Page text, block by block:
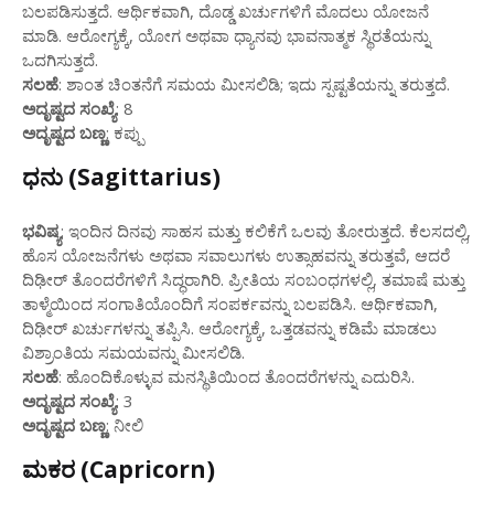
ಬಲಪಡಿಸುತ್ತದೆ. ಆರ್ಥಿಕವಾಗಿ, ದೊಡ್ಡ ಖರ್ಚುಗಳಿಗೆ ಮೊದಲು ಯೋಜನೆ
ಮಾಡಿ. ಆರೋಗ್ಯಕ್ಕೆ, ಯೋಗ ಅಥವಾ ಧ್ಯಾನವು ಭಾವನಾತ್ಮಕ ಸ್ಥಿರತೆಯನ್ನು
ಒದಗಿಸುತ್ತದೆ.
ಸಲಹೆ: ಶಾಂತ ಚಿಂತನೆಗೆ ಸಮಯ ಮೀಸಲಿಡಿ; ಇದು ಸ್ಪಷ್ಟತೆಯನ್ನು ತರುತ್ತದೆ.
ಅದೃಷ್ಟದ ಸಂಖ್ಯೆ: 8
ಅದೃಷ್ಟದ ಬಣ್ಣ: ಕಪ್ಪು
ಧನು (Sagittarius)
ಭವಿಷ್ಯ: ಇಂದಿನ ದಿನವು ಸಾಹಸ ಮತ್ತು ಕಲಿಕೆಗೆ ಒಲವು ತೋರುತ್ತದೆ. ಕೆಲಸದಲ್ಲಿ,
ಹೊಸ ಯೋಜನೆಗಳು ಅಥವಾ ಸವಾಲುಗಳು ಉತ್ಸಾಹವನ್ನು ತರುತ್ತವೆ, ಆದರೆ
ದಿಢೀರ್ ತೊಂದರೆಗಳಿಗೆ ಸಿದ್ಧರಾಗಿರಿ. ಪ್ರೀತಿಯ ಸಂಬಂಧಗಳಲ್ಲಿ, ತಮಾಷೆ ಮತ್ತು
ತಾಳ್ಮೆಯಿಂದ ಸಂಗಾತಿಯೊಂದಿಗೆ ಸಂಪರ್ಕವನ್ನು ಬಲಪಡಿಸಿ. ಆರ್ಥಿಕವಾಗಿ,
ದಿಢೀರ್ ಖರ್ಚುಗಳನ್ನು ತಪ್ಪಿಸಿ. ಆರೋಗ್ಯಕ್ಕೆ, ಒತ್ತಡವನ್ನು ಕಡಿಮೆ ಮಾಡಲು
ವಿಶ್ರಾಂತಿಯ ಸಮಯವನ್ನು ಮೀಸಲಿಡಿ.
ಸಲಹೆ: ಹೊಂದಿಕೊಳ್ಳುವ ಮನಸ್ಥಿತಿಯಿಂದ ತೊಂದರೆಗಳನ್ನು ಎದುರಿಸಿ.
ಅದೃಷ್ಟದ ಸಂಖ್ಯೆ: 3
ಅದೃಷ್ಟದ ಬಣ್ಣ: ನೀಲಿ
ಮಕರ (Capricorn)